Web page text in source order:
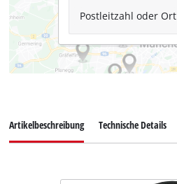
Postleitzahl oder Ort
Artikelbeschreibung Technische Details